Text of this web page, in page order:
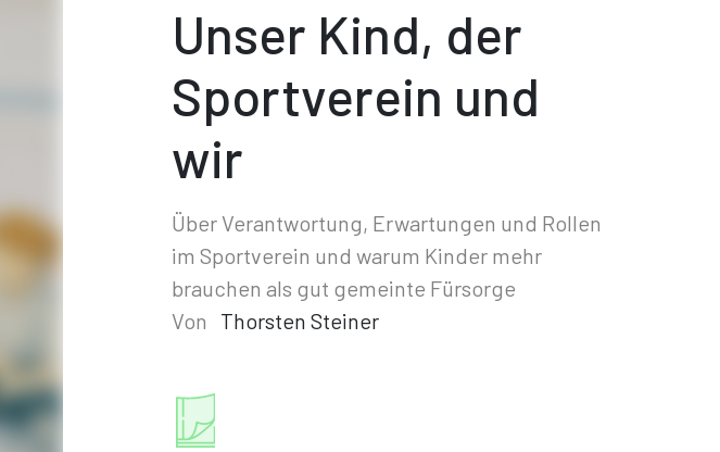
Unser Kind, der
Sportverein und
wir
Über Verantwortung, Erwartungen und Rollen
im Sportverein und warum Kinder mehr
brauchen als gut gemeinte Fürsorge
Von
Thorsten Steiner